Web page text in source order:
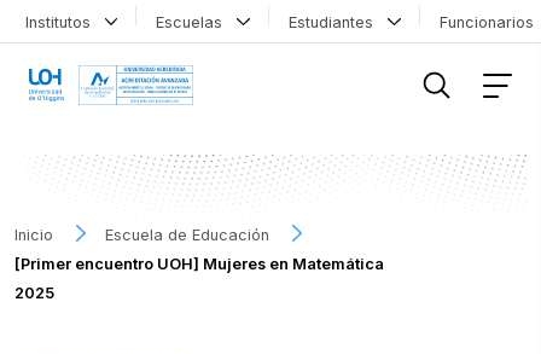
Institutos Escuelas Estudiantes
Inicio
Escuela de Educación
[Primer encuentro UOH] Mujeres en Matemática
2025